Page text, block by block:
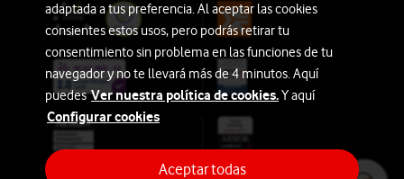
adaptada a tus preferencia. Al aceptar las cookies
consientes estos usos, pero podrás retirar tu
consentimiento sin problema en las funciones de tu
navegador y no te llevará más de 4 minutos. Aquí
puedesVer nuestra política de cookies.Y aquí
Configurar cookies
Aceptar todas